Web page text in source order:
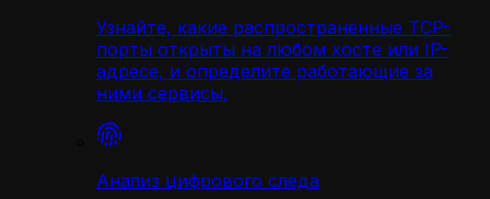
Узнайте, какие распространённые TCP-
порты открыты на любом хосте или IP-
адресе, и определите работающие за
ними сервисы.
Анализ цифрового следа